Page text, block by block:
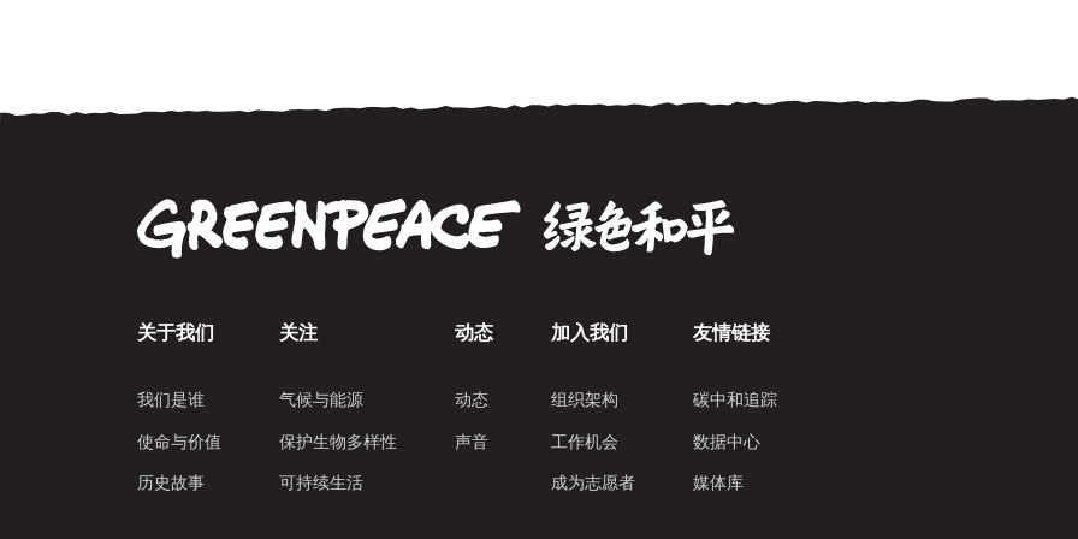
关于我们
我们是谁
使命与价值
历史故事
关注
气候与能源
保护生物多样性
可持续生活
动态
动态
声音
加入我们
组织架构
工作机会
成为志愿者
友情链接
碳中和追踪
数据中心
媒体库